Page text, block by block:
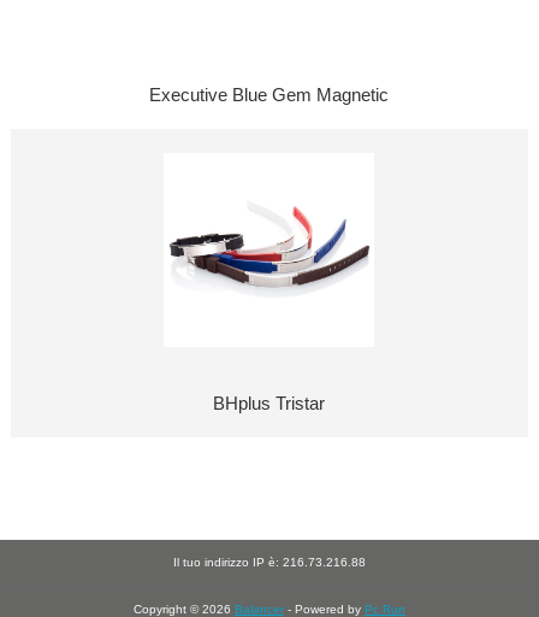
Executive Blue Gem Magnetic
BHplus Tristar
Il tuo indirizzo IP è: 216.73.216.88
Copyright © 2026 Balancer - Powered by Pc Run